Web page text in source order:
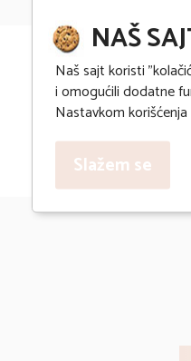
NAŠ
Naš sajt koristi
i omogućili dodatne
Nastavkom
Slažem se